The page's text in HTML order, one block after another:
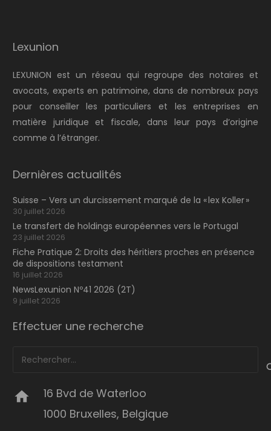
Lexunion
LEXUNION est un réseau qui regroupe des notaires et
avocats, experts en patrimoine, dans de nombreux pays
pour conseiller les particuliers et les entreprises en
matière juridique et fiscale, dans leur pays d’origine
comme à l’étranger.
Dernières actualités
Suisse – Vers un durcissement marqué de la « lex Koller »
30 juillet 2026
Le transfert de holdings européennes vers le Portugal
23 juillet 2026
Fiche Pratique 2: Droits des héritiers proches en présence
de dispositions testament
16 juillet 2026
NewsLexunion Nº41 2026 (2T)
9 juillet 2026
Effectuer une recherche
Rechercher :
home
16 Bvd de Waterloo
1000 Bruxelles, Belgique